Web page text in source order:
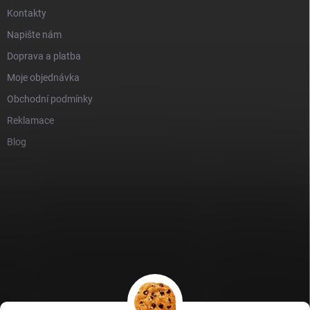
Kontakty
Napište nám
Doprava a platba
Moje objednávka
Obchodní podmínky
Reklamace
Blog